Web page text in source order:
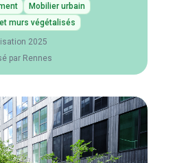
Mobilier urbain
murs végétalisés
2025
par Rennes